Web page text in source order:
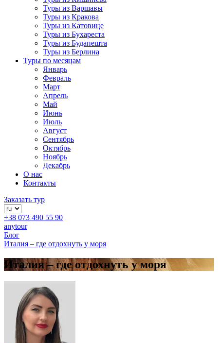
Туры из Варшавы
Туры из Кракова
Туры из Катовице
Туры из Бухареста
Туры из Будапешта
Туры из Берлина
Туры по месяцам
Январь
Февраль
Март
Апрель
Май
Июнь
Июль
Август
Сентябрь
Октябрь
Ноябрь
Декабрь
О нас
Контакты
Заказать тур
+38 073 490 55 90
anytour
Блог
Италия – где отдохнуть у моря
Италия – где отдохнуть у моря